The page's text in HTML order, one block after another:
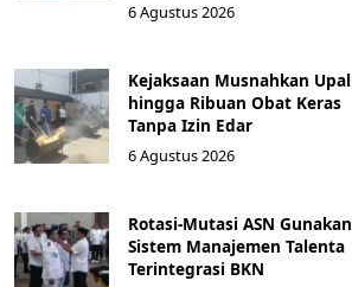
6 Agustus 2026
Kejaksaan Musnahkan Upal
hingga Ribuan Obat Keras
Tanpa Izin Edar
6 Agustus 2026
Rotasi-Mutasi ASN Gunakan
Sistem Manajemen Talenta
Terintegrasi BKN